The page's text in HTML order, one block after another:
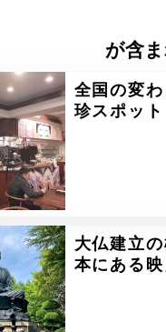
が含
全国の変
珍スポッ
大仏建立
本にある